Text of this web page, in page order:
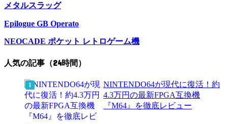
メタルスラッグ
Epilogue GB Operato
NEOCADE ポケット レトロゲーム機
人気の記事（24時間）
NINTENDO64が現代に復活！約
4.3万円の最新FPGA互換機
『M64』を徹底レビュー